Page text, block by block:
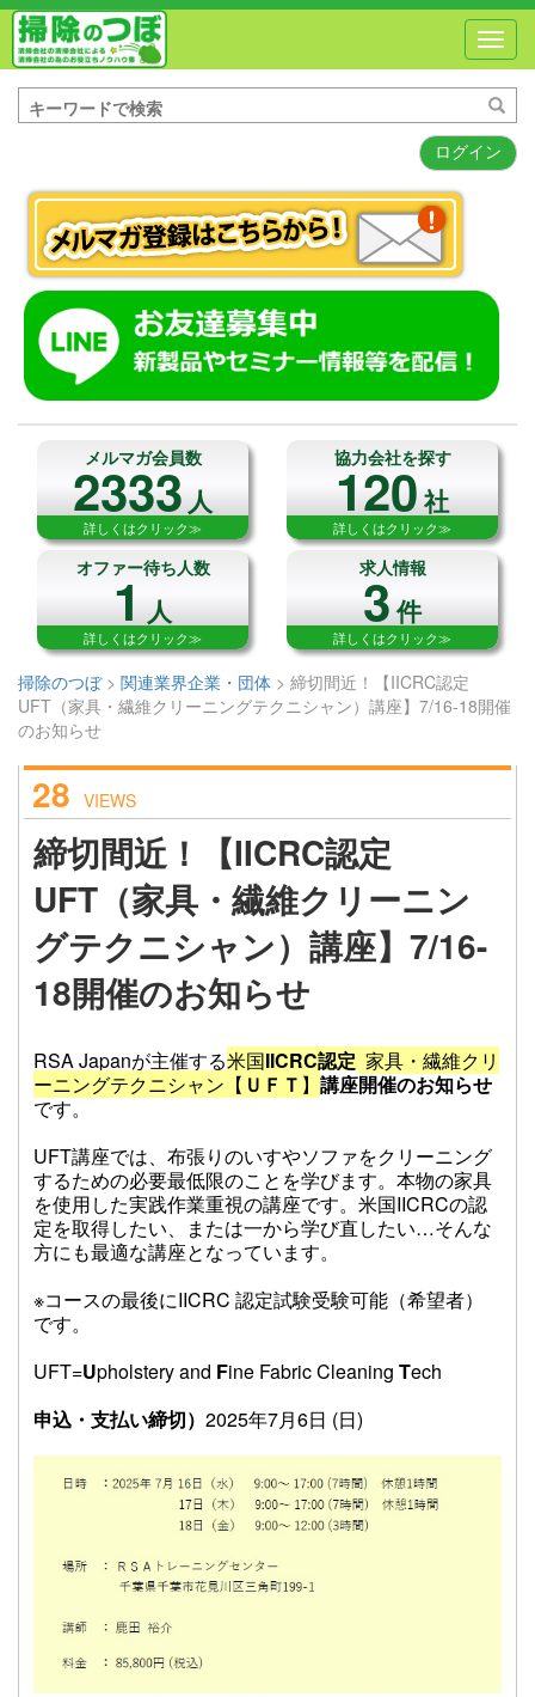
ログイン
メルマガ会員数
2333人
詳しくはクリック≫
協力会社を探す
120社
詳しくはクリック≫
オファー待ち人数
1人
詳しくはクリック≫
求人情報
3件
詳しくはクリック≫
掃除のつぼ> 関連業界企業・団体 > 締切間近！【IICRC認定
UFT（家具・繊維クリーニングテクニシャン）講座】7/16-18開催
のお知らせ
28 VIEWS
締切間近！【IICRC認定
UFT（家具・繊維クリーニン
グテクニシャン）講座】7/16-
18開催のお知らせ
RSA Japanが主催する米国IICRC認定 家具・繊維クリ
ーニングテクニシャン【 ＵＦＴ 】 講座開催のお知らせ
です。
UFT講座では、布張りのいすやソファをクリーニング
するための必要最低限のことを学びます。 本物の家具
を使用した実践作業重視の講座です。 米国IICRCの認
定を取得したい、または一から学び直したい…そんな
方にも最適な講座となっています。
※コースの最後にIICRC 認定試験受験可能（希望者）
です。
UFT=Upholstery and Fine Fabric Cleaning Tech
申込・支払い締切） 2025年7月6日 (日)